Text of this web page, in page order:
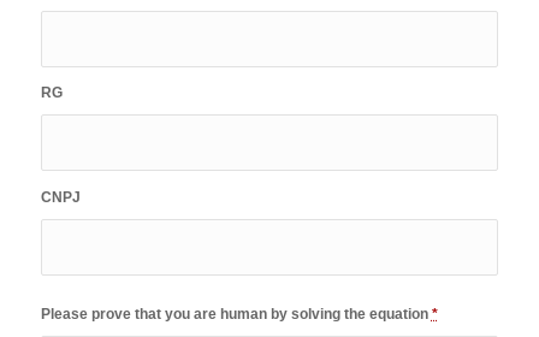
RG
CNPJ
Please prove that you are human by solving the equation *